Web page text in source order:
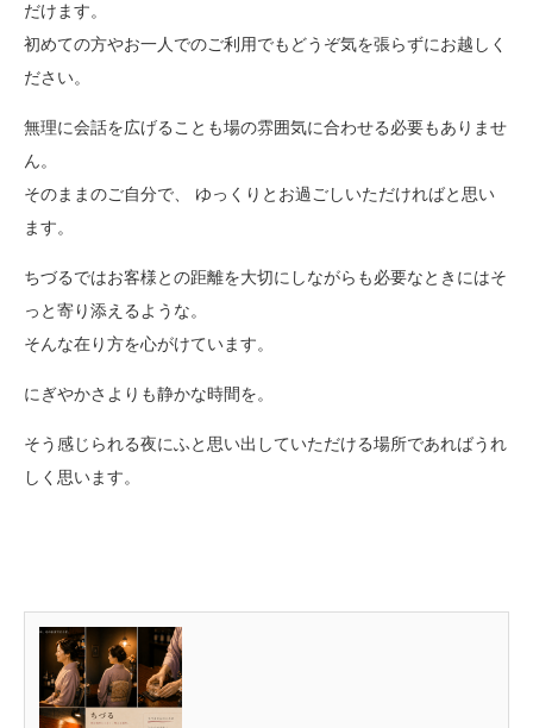
だけます。
初めての方やお一人でのご利用でもどうぞ気を張らずにお越しく
ださい。
無理に会話を広げることも場の雰囲気に合わせる必要もありませ
ん。
そのままのご自分で、 ゆっくりとお過ごしいただければと思い
ます。
ちづるではお客様との距離を大切にしながらも必要なときにはそ
っと寄り添えるような。
そんな在り方を心がけています。
にぎやかさよりも静かな時間を。
そう感じられる夜にふと思い出していただける場所であればうれ
しく思います。